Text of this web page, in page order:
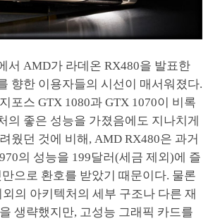
서 AMD가 라데온 RX480을 발표한
향한 이용자들의 시선이 매서워졌다.
포스 GTX 1080과 GTX 1070이 비록
의 좋은 성능을 가졌음에도 지나치게
웠던 것에 비해, AMD RX480은 과거
의 성능을 199달러(세금 제외)에 즐
으로 환호를 받았기 때문이다. 물론
의 아키텍처의 세부 구조나 다른 재
생략했지만, 고성능 그래픽 카드를